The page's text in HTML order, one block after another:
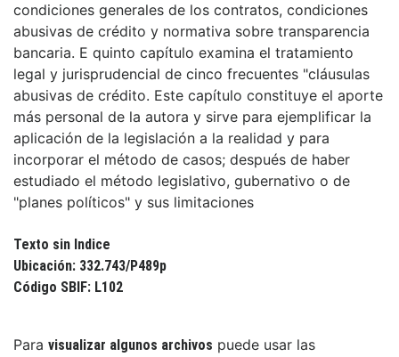
condiciones generales de los contratos, condiciones
abusivas de crédito y normativa sobre transparencia
bancaria. E quinto capítulo examina el tratamiento
legal y jurisprudencial de cinco frecuentes "cláusulas
abusivas de crédito. Este capítulo constituye el aporte
más personal de la autora y sirve para ejemplificar la
aplicación de la legislación a la realidad y para
incorporar el método de casos; después de haber
estudiado el método legislativo, gubernativo o de
"planes políticos" y sus limitaciones
Texto sin Indice
Ubicación: 332.743/P489p
Código SBIF: L102
Para visualizar algunos archivos puede usar las